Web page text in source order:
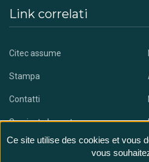
Link correlati
Citec assume
Stampa
Contatti
Scaricate la nostra app
Ce site utilise des cookies et vous
vous